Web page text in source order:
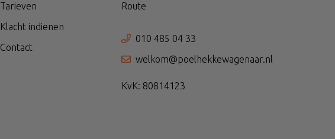
Tarieven
Klacht indienen
Contact
Route
010 485 04 33
welkom@poelhekkewagenaar.nl
KvK: 80814123